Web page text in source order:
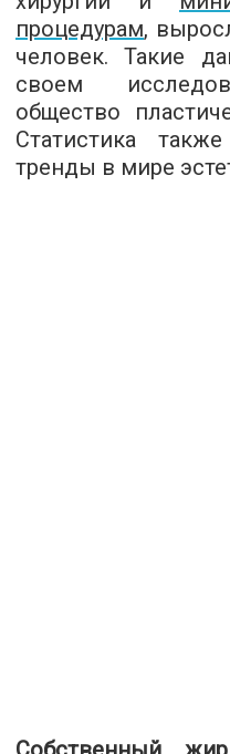
процедурам,
человек. Такие
своем
общество
Статистика
тренды в мире